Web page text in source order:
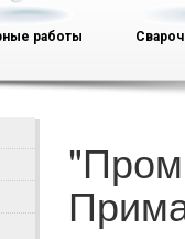
работы